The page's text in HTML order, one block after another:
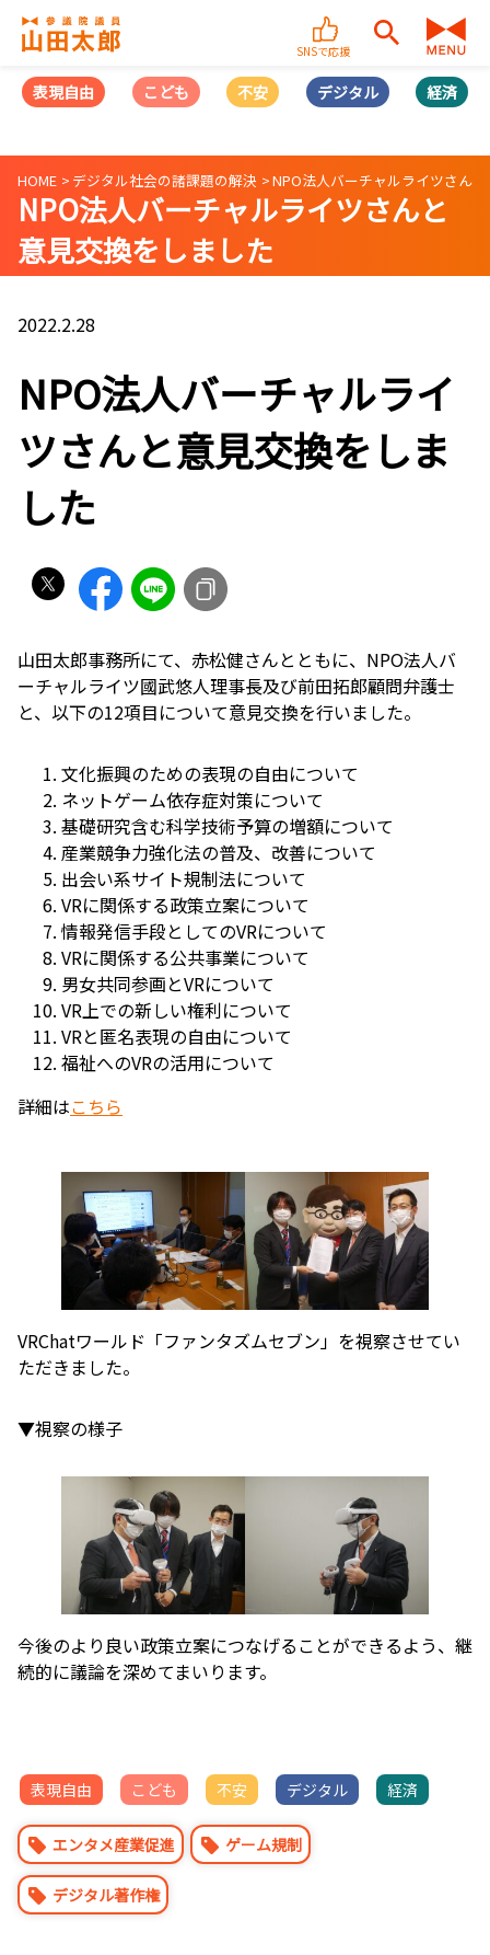
SNSで応援
表現自由 こども 不安 デジタル 経済
HOME デジタル社会の諸課題の解決 NPO法人バーチャルライツさん
NPO法人バーチャルライツさんと
意見交換をしました
2022.2.28
NPO法人バーチャルライ
ツさんと意見交換をしま
した
山田太郎事務所にて、赤松健さんとともに、NPO法人バ
ーチャルライツ國武悠人理事長及び前田拓郎顧問弁護士
と、以下の12項目について意見交換を行いました。
文化振興のための表現の自由について
ネットゲーム依存症対策について
基礎研究含む科学技術予算の増額について
産業競争力強化法の普及、改善について
出会い系サイト規制法について
VRに関係する政策立案について
情報発信手段としてのVRについて
VRに関係する公共事業について
男女共同参画とVRについて
VR上での新しい権利について
VRと匿名表現の自由について
福祉へのVRの活用について
詳細はこちら
VRChatワールド「ファンタズムセブン」を視察させてい
ただきました。
▼視察の様子
今後のより良い政策立案につなげることができるよう、継
続的に議論を深めてまいります。
表現自由 こども 不安 デジタル 経済
エンタメ産業促進 ゲーム規制
デジタル著作権